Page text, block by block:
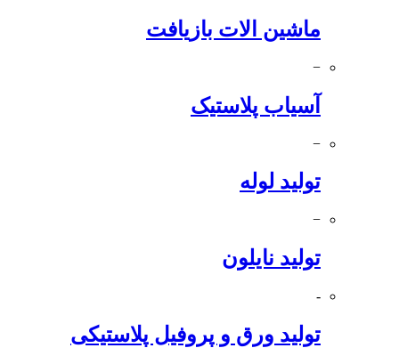
ماشین الات بازیافت
−
آسیاب پلاستیک
−
تولید لوله
−
تولید نایلون
-
تولید ورق و پروفیل پلاستیکی